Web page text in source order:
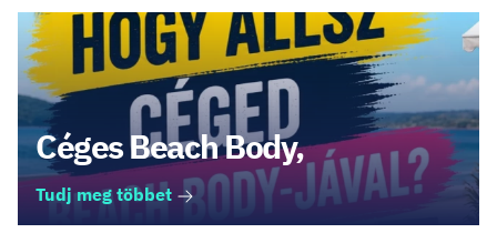
Céges Beach Body,
Tudj meg többet